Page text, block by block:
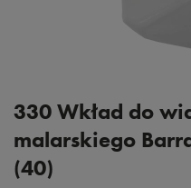
330 Wkład do
malarskiego
(40)